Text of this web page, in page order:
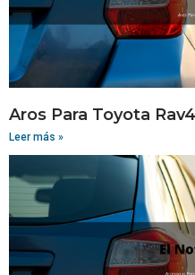
Aros Para Toyota Rav4
Leer más »